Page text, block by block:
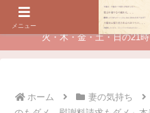
夫に不倫されたつらい経験が、あ
火・木・金・土・日の21
ホーム 妻の気持ち
メニュー